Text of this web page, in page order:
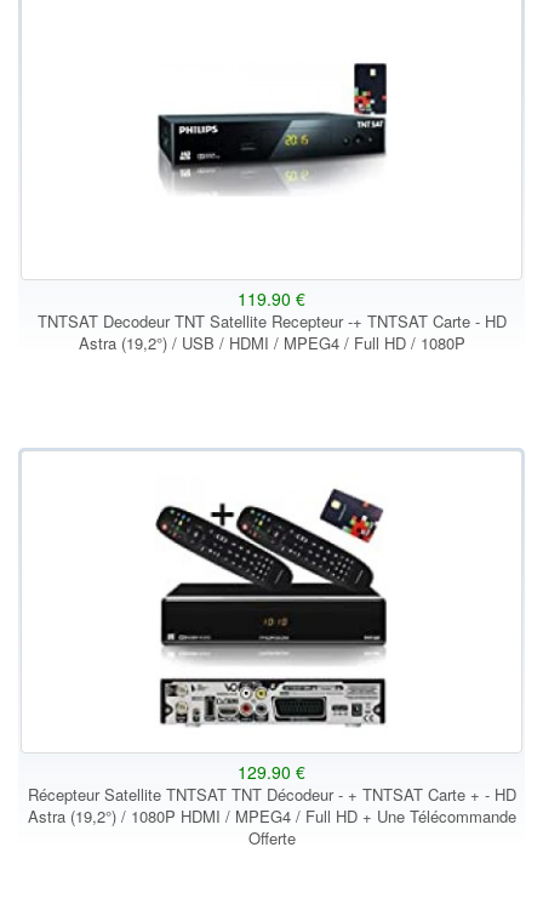
119.90 €
TNTSAT Decodeur TNT Satellite Recepteur -+ TNTSAT Carte - HD
Astra (19,2°) / USB / HDMI / MPEG4 / Full HD / 1080P
129.90 €
Récepteur Satellite TNTSAT TNT Décodeur - + TNTSAT Carte + - HD
Astra (19,2°) / 1080P HDMI / MPEG4 / Full HD + Une Télécommande
Offerte